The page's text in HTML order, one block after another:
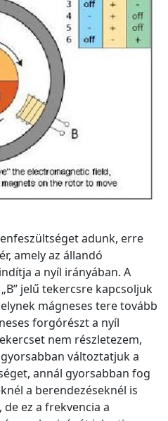
adunk, erre
amely az állandó
a nyíl irányában. A
jelű tekercsre kapcsoljuk
mágneses tere tovább
forgórészt a nyíl
nem részletezem,
változtatjuk a
annál gyorsabban fog
a berendezéseknél is
ez a frekvencia a